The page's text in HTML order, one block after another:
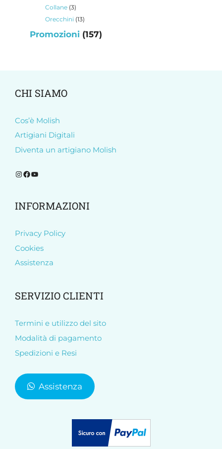
Collane 33
prodotti
Orecchini 1313
Promozioni 157157
CHI SIAMO
Cos’è Molish
Artigiani Digitali
Diventa un artigiano Molish
Segui Molish su Instagram
Segui Molish su Facebook
Iscriviti al nostro canale YouTube
INFORMAZIONI
Privacy Policy
Cookies
Assistenza
SERVIZIO CLIENTI
Termini e utilizzo del sito
Modalità di pagamento
Spedizioni e Resi
Assistenza